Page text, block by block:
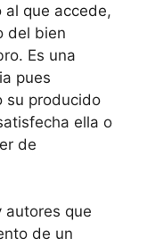
que accede,
del bien
Es una
pues
su producido
ella o
de
autores que
de un